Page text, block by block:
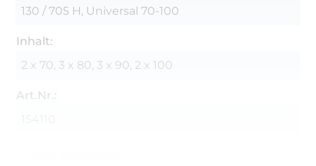
130 / 705 H, Universal 70-100
Inhalt:
2 x 70, 3 x 80, 3 x 90, 2 x 100
Art.Nr.: